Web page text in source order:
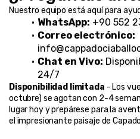
Nuestro equipo está aquí para
WhatsApp: +90 552
Correo electrónico:
Chat en Vivo:
24/7
Disponibilidad limitada - Los
octubre) se agotan con 2-4
lugar hoy y prepárese para la
el impresionante paisaje de